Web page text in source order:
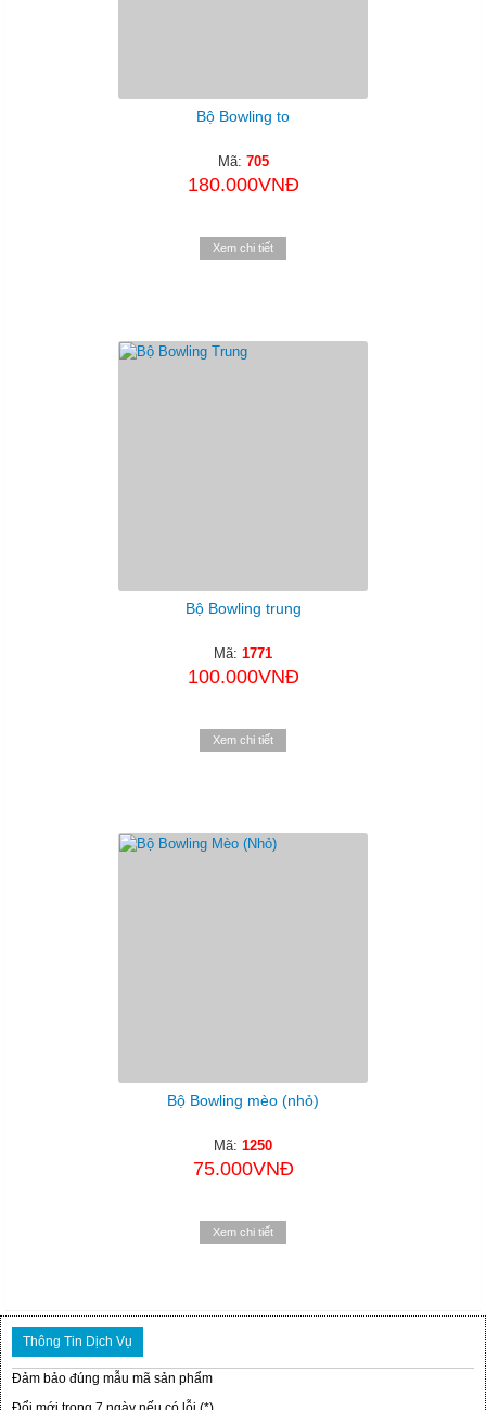
Bộ Bowling to
Mã: 705
180.000VNĐ
Xem chi tiết
Bộ Bowling trung
Mã: 1771
100.000VNĐ
Xem chi tiết
Bộ Bowling mèo (nhỏ)
Mã: 1250
75.000VNĐ
Xem chi tiết
Thông Tin Dịch Vụ
Đảm bảo đúng mẫu mã sản phẩm